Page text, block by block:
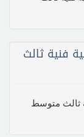
فنية ثالث
ثالث متوسط